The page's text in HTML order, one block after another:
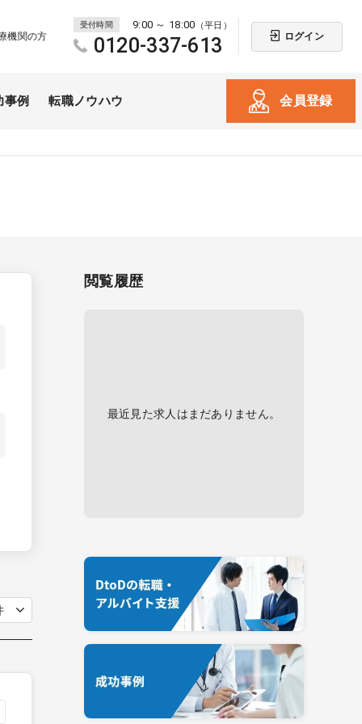
機関の方
受付時間 9:00 ～ 18:00 （平日）
0120-337-613 ログイン
事例 転職ノウハウ 会員登録
閲覧履歴
最近見た求人はまだありません。